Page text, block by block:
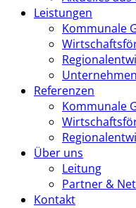
Leistungen
Kommunale
Referenzen
Kommunale
Über uns
Leitung
Partner &
Kontakt